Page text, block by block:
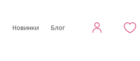
Новинки Блог